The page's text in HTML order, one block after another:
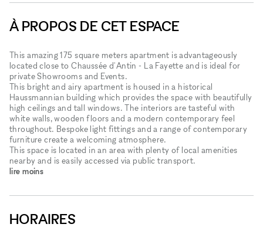
À PROPOS DE CET ESPACE
This amazing 175 square meters apartment is advantageously
located close to Chaussée d'Antin - La Fayette and is ideal for
private Showrooms and Events.
This bright and airy apartment is housed in a historical
Haussmannian building which provides the space with beautifully
high ceilings and tall windows. The interiors are tasteful with
white walls, wooden floors and a modern contemporary feel
throughout. Bespoke light fittings and a range of contemporary
furniture create a welcoming atmosphere.
This space is located in an area with plenty of local amenities
nearby and is easily accessed via public transport.
lire moins
HORAIRES